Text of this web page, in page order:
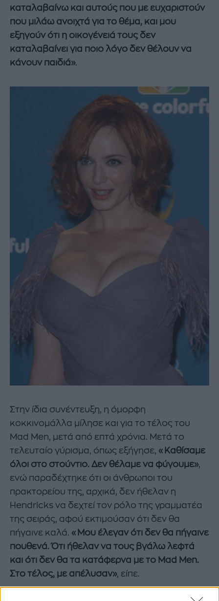
καταλαβαίνω και αυτούς που με ευχαριστούν
που μιλάω ανοιχτά για το θέμα, και μου
εξηγούν ότι η οικογένειά τους δεν
καταλαβαίνει για ποιο λόγο δεν θέλουν να
κάνουν παιδιά».
Στην ίδια συνέντευξη, η όμορφη
κοκκινομάλλα μίλησε και για το τέλος του
Mad Men, μετά από επτά χρόνια. Μετά το
τελευταίο γύρισμα, όπως εξήγησε, «Καθίσαμε
όλοι στο στούντιο. Δεν θέλαμε να φύγουμε»,
ενώ παραδέχτηκε ότι οι άνθρωποι του
πρακτορείου της, αρχικά, δεν ήθελαν η
Hendricks να δεχτεί τον ρόλο της γραμματέα
της σειράς, αφού εκτιμούσαν ότι δεν θα
πήγαινε καλά. «Μου έλεγαν ότι δεν θα πήγαινε
πουθενά. Ότι ήθελαν να τους βγάλω λεφτά
και ότι δεν θα τα κατάφερνα με το Mad Men.
Στο τέλος, με απέλυσαν», είπε.